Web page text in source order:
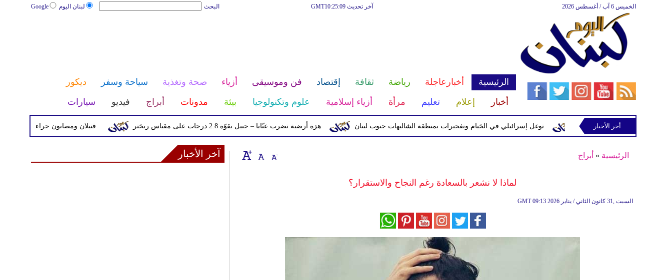
لبنان اليوم Google البحث آخر تحديث GMT10:25:09 الخميس 6 آب / أغسطس 2026
الرئيسية أخبارعاجلة رياضة ثقافة إقتصاد فن وموسيقى أزياء صحة وتغذية سياحة وسفر
ديكور
أخبار
إعلام تعليم مرأة أزياء إسلامية علوم وتكنولوجيا بيئة مدونات أبراج فيديو سيارات
قتيلان ومصابون جراء 14 غارة إسرائيلية على شرق وجنوب لبنان هزة أرضية تضرب عنّايا – جبيل بقوّة 2.8 درجات على مقياس ريختر توغل إسرائيلي في الخيام وتفجيرات بمنطقة الشاليهات جنوب لبنان في رب ثلاثين
أخر الأخبار
الرئيسية » أبراج
لماذا لا نشعر بالسعادة رغم النجاح والاستقرار؟
GMT 09:13 2026 السبت ,31 كانون الثاني / يناير
آخر الأخبار